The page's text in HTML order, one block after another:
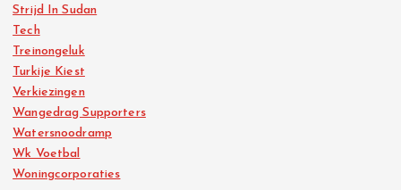
Strijd In Sudan
Tech
Treinongeluk
Turkije Kiest
Verkiezingen
Wangedrag Supporters
Watersnoodramp
Wk Voetbal
Woningcorporaties